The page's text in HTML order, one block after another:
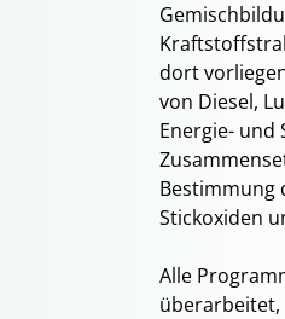
dort
von Diesel,
Energie-
Bestimmung
Stickoxiden
Alle
überarbeitet,